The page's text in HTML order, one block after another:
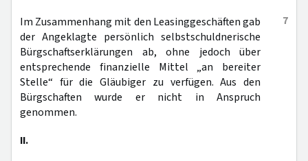
7
Im Zusammenhang mit den Leasinggeschäften gab
der Angeklagte persönlich selbstschuldnerische
Bürgschaftserklärungen ab, ohne jedoch über
entsprechende finanzielle Mittel „an bereiter
Stelle“ für die Gläubiger zu verfügen. Aus den
Bürgschaften wurde er nicht in Anspruch
genommen.
II.